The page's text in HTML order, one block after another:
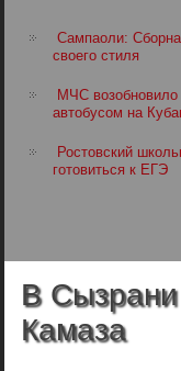
Сампаоли:
своего стиля
МЧС
автобусом на
Ростовский
готовиться к ЕГЭ
В Сызрани
Камаза